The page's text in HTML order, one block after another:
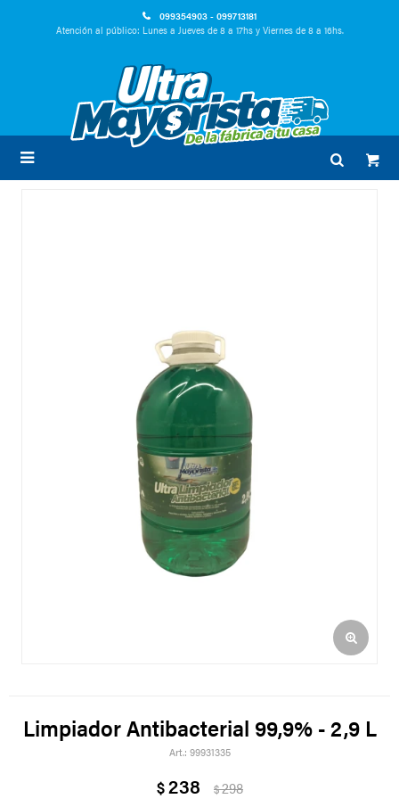
099354903 - 099713181
Atención al público: Lunes a Jueves de 8 a 17hs y Viernes de 8 a 16hs.

Limpiador Antibacterial 99,9% - 2,9 L
99931335
$238 $298